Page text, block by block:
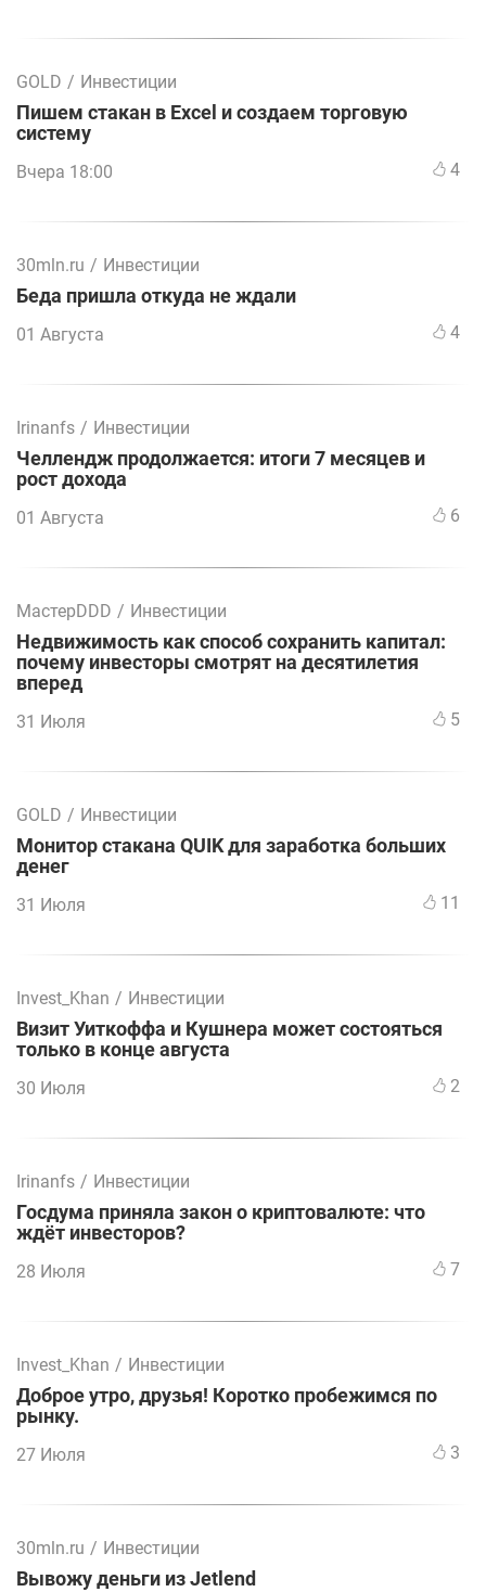
GOLD / Инвестиции
Пишем стакан в Excel и создаем торговую
систему
Вчера 18:00 4
30mln.ru / Инвестиции
Беда пришла откуда не ждали
01 Августа 4
Irinanfs / Инвестиции
Челлендж продолжается: итоги 7 месяцев и
рост дохода
01 Августа 6
МастерDDD / Инвестиции
Недвижимость как способ сохранить капитал:
почему инвесторы смотрят на десятилетия
вперед
31 Июля 5
GOLD / Инвестиции
Монитор стакана QUIK для заработка больших
денег
31 Июля 11
Invest_Khan / Инвестиции
Визит Уиткоффа и Кушнера может состояться
только в конце августа
30 Июля 2
Irinanfs / Инвестиции
Госдума приняла закон о криптовалюте: что
ждёт инвесторов?
28 Июля 7
Invest_Khan / Инвестиции
Доброе утро, друзья! Коротко пробежимся по
рынку.
27 Июля 3
30mln.ru / Инвестиции
Вывожу деньги из Jetlend